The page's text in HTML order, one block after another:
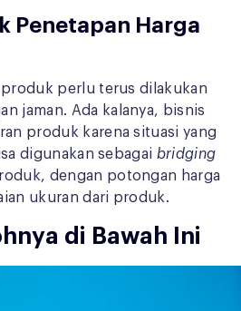
Penetapan Harga
produk perlu terus dilakukan
jaman. Ada kalanya, bisnis
produk karena situasi yang
digunakan sebagai bridging
dengan potongan harga
ukuran dari produk.
di Bawah Ini